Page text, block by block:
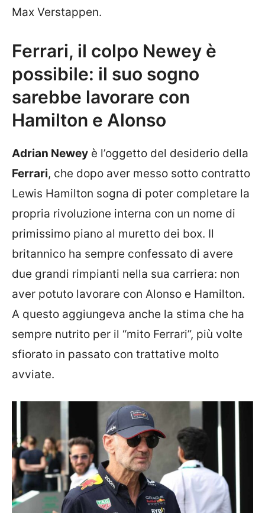
Max Verstappen.
Ferrari, il colpo Newey è
possibile: il suo sogno
sarebbe lavorare con
Hamilton e Alonso
Adrian Newey è l’oggetto del desiderio della
Ferrari, che dopo aver messo sotto contratto
Lewis Hamilton sogna di poter completare la
propria rivoluzione interna con un nome di
primissimo piano al muretto dei box. Il
britannico ha sempre confessato di avere
due grandi rimpianti nella sua carriera: non
aver potuto lavorare con Alonso e Hamilton.
A questo aggiungeva anche la stima che ha
sempre nutrito per il “mito Ferrari”, più volte
sfiorato in passato con trattative molto
avviate.